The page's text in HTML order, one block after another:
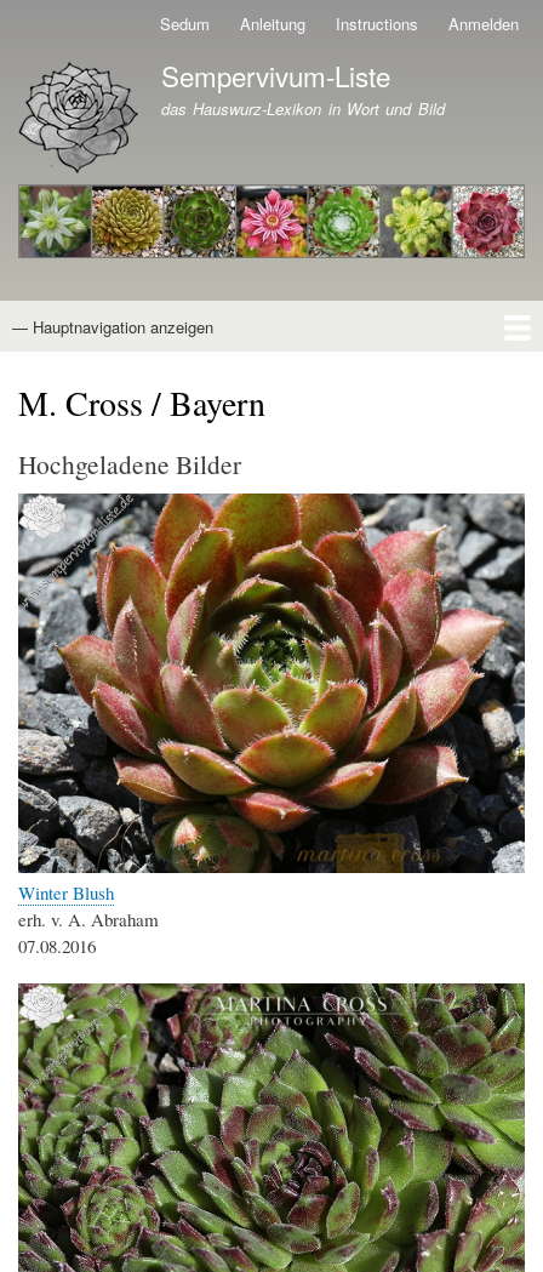
Direkt
zum
Inhalt
Sedum Anleitung Instructions Anmelden
Branding der Website
Sempervivum-Liste
das Hauswurz-Lexikon in Wort und Bild
Hauptnavigation
— Hauptnavigation anzeigen
M. Cross / Bayern
Hochgeladene Bilder
Winter Blush
erh. v. A. Abraham
07.08.2016